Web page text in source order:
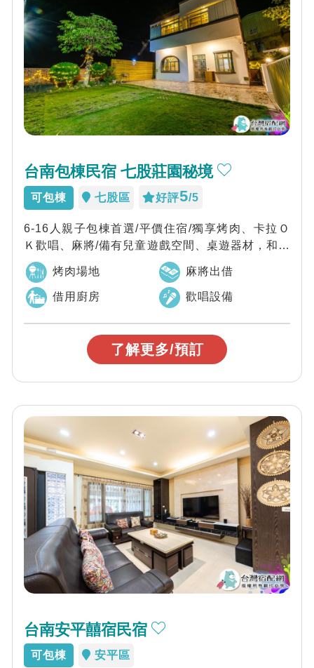
台南包棟民宿 七股莊園秘境
可包棟 七股區 好評5/5
6-16人親子包棟首選/平價住宿/獨享烤肉、卡拉Ｏ
Ｋ歡唱、麻將/備有兒童遊戲空間、桌遊器材，和親
朋好友小聚的同時，也不怕小孩沒地方...
烤肉場地 麻將出借
借用廚房 歡唱設備
了解更多/預訂
台南安平囍宿民宿
可包棟 安平區